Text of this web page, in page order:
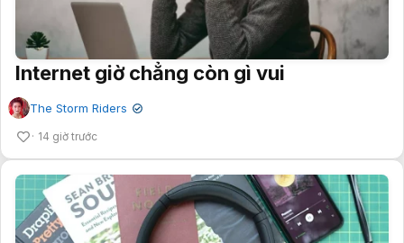
Internet giờ chẳng còn gì vui
The Storm Riders ✔
14 giờ trước